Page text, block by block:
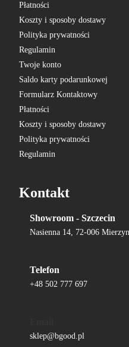
Płatności
Koszty i sposoby dostawy
Polityka prywatności
Regulamin
Twoje konto
Saldo karty podarunkowej
Formularz Kontaktowy
Płatności
Koszty i sposoby dostawy
Polityka prywatności
Regulamin
Kontakt
Showroom - Szczecin
Nasienna 14, 72-006 Mierzyn
Telefon
+48 502 777 697
sklep@bgood.pl